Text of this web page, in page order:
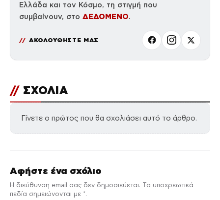
Ελλάδα και τον Κόσμο, τη στιγμή που
συμβαίνουν, στο ΔΕΔΟΜΕΝΟ.
ΑΚΟΛΟΥΘΗΣΤΕ ΜΑΣ
// ΣΧΟΛΙΑ
Γίνετε ο πρώτος που θα σχολιάσει αυτό το άρθρο.
Αφήστε ένα σχόλιο
Η διεύθυνση email σας δεν δημοσιεύεται. Τα υποχρεωτικά
πεδία σημειώνονται με *.